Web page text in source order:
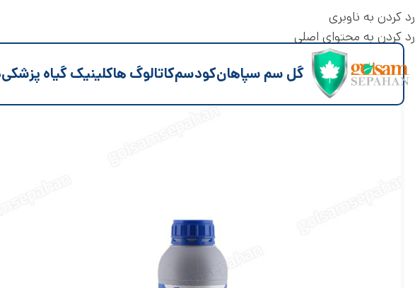
رد کردن به ناوبری
رد کردن به محتوای اصلی
گل سم سپاهانکودسمکاتالوگ هاکلینیک گیاه پزشکی